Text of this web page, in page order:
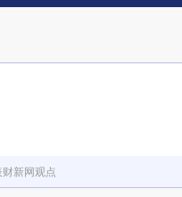
新网观点